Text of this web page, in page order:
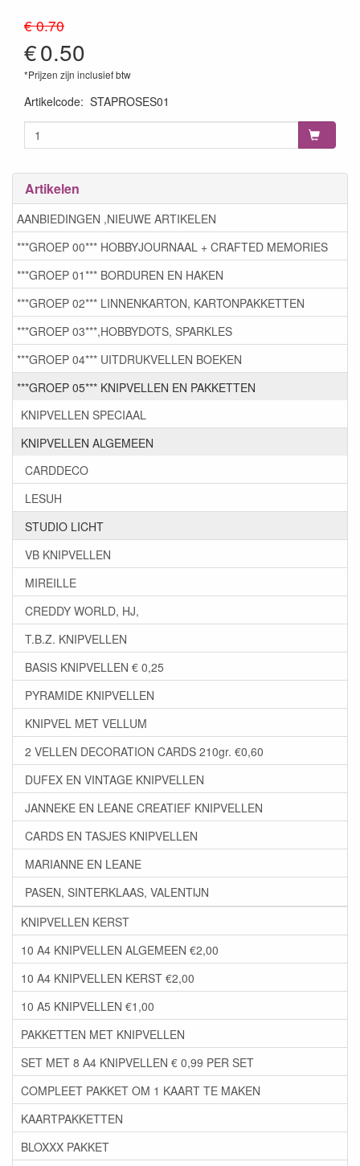
€ 0.70
€0.50
*Prijzen zijn inclusief btw
Artikelcode: STAPROSES01
Artikelen
AANBIEDINGEN ,NIEUWE ARTIKELEN
***GROEP 00*** HOBBYJOURNAAL + CRAFTED MEMORIES
***GROEP 01*** BORDUREN EN HAKEN
***GROEP 02*** LINNENKARTON, KARTONPAKKETTEN
***GROEP 03***,HOBBYDOTS, SPARKLES
***GROEP 04*** UITDRUKVELLEN BOEKEN
***GROEP 05*** KNIPVELLEN EN PAKKETTEN
KNIPVELLEN SPECIAAL
KNIPVELLEN ALGEMEEN
CARDDECO
LESUH
STUDIO LICHT
VB KNIPVELLEN
MIREILLE
CREDDY WORLD, HJ,
T.B.Z. KNIPVELLEN
BASIS KNIPVELLEN € 0,25
PYRAMIDE KNIPVELLEN
KNIPVEL MET VELLUM
2 VELLEN DECORATION CARDS 210gr. €0,60
DUFEX EN VINTAGE KNIPVELLEN
JANNEKE EN LEANE CREATIEF KNIPVELLEN
CARDS EN TASJES KNIPVELLEN
MARIANNE EN LEANE
PASEN, SINTERKLAAS, VALENTIJN
KNIPVELLEN KERST
10 A4 KNIPVELLEN ALGEMEEN €2,00
10 A4 KNIPVELLEN KERST €2,00
10 A5 KNIPVELLEN €1,00
PAKKETTEN MET KNIPVELLEN
SET MET 8 A4 KNIPVELLEN € 0,99 PER SET
COMPLEET PAKKET OM 1 KAART TE MAKEN
KAARTPAKKETTEN
BLOXXX PAKKET